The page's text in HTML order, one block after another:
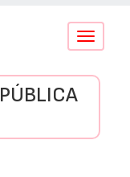
Conmutar